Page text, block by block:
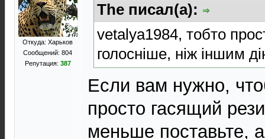
Откуда: Харьков
Сообщений: 804
Репутация: 387
The писал(а):
vetalya1984, тобто
голосніше, ніж іншим
Если вам нужно,
просто гасящий
меньше поставьте,